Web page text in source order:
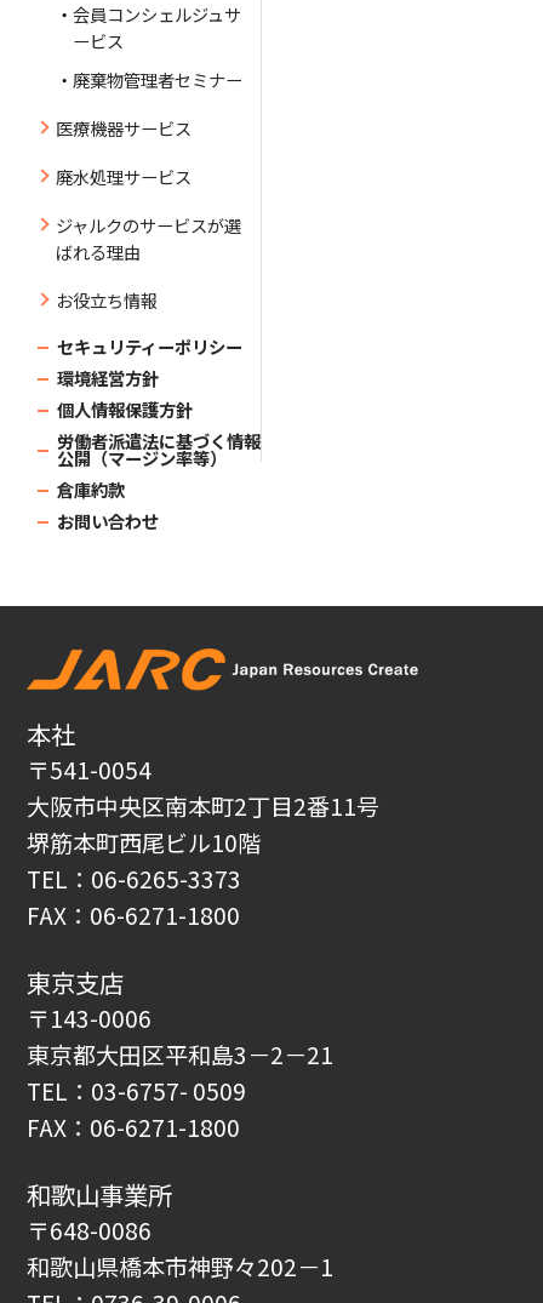
会員コンシェルジュサ
ービス
廃棄物管理者セミナー
医療機器サービス
廃水処理サービス
ジャルクのサービスが選
ばれる理由
お役立ち情報
セキュリティーポリシー
環境経営方針
個人情報保護方針
労働者派遣法に基づく情報
公開（マージン率等）
倉庫約款
お問い合わせ
本社
〒541-0054
大阪市中央区南本町2丁目2番11号
堺筋本町西尾ビル10階
TEL：06-6265-3373
FAX：06-6271-1800
東京支店
〒143-0006
東京都大田区平和島3－2－21
TEL：03-6757- 0509
FAX：06-6271-1800
和歌山事業所
〒648-0086
和歌山県橋本市神野々202－1